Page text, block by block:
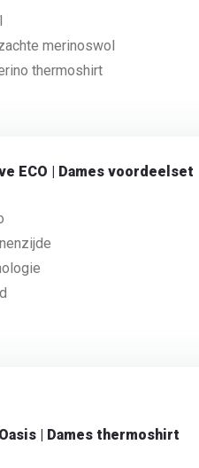
merinoswol
thermoshirt
ECO | Dames voordeelset
| Dames thermoshirt